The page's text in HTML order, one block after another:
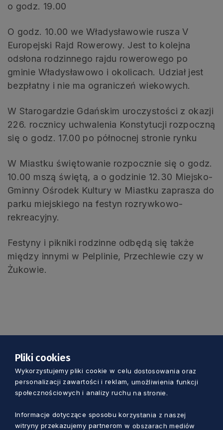
o godz. 19.00
O godz. 10.00 we Władysławowie rusza V
Europejski Rajd Rowerowy. Jest to kolejna
odsłona rodzinnego rajdu rowerowego po
gminie Władysławowo i okolicach. Udział jest
bezpłatny i nie ma ograniczeń wiekowych.
W Starogardzie Gdańskim uroczystości z okazji
226. rocznicy uchwalenia Konstytucji rozpoczną
się o godz. 17.00 po północnej stronie rynku
W Miastku świętowanie rozpocznie się o godz.
10.00 mszą świętą, a o godzinie 12.30 Miejsko-
Gminny Ośrodek Kultury w Miastku zaprasza do
parku miejskiego na festyn rozrywkowo-
rekreacyjny.
Festyny i pikniki rodzinne odbędą się także
między innymi w Pelplinie, Przechlewie czy w
Żukowie.
Zobacz również
Pliki cookies
Wykorzystujemy pliki cookie w celu dostosowania oraz
personalizacji zawartości i reklam, umożliwienia funkcji
społecznościowych i analizy ruchu na stronie.
Informacje dotyczące sposobu korzystania z naszej
witryny przekazujemy partnerom w obszarach mediów